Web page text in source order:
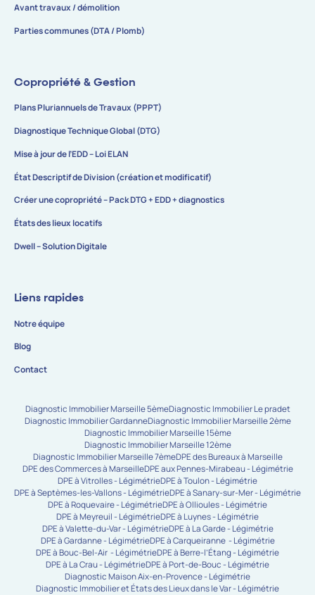
Avant travaux / démolition
Parties communes (DTA / Plomb)
Copropriété & Gestion
Plans Pluriannuels de Travaux (PPPT)
Diagnostique Technique Global (DTG)
Mise à jour de l’EDD – Loi ELAN
État Descriptif de Division (création et modificatif)
Créer une copropriété – Pack DTG + EDD + diagnostics
États des lieux locatifs
Dwell – Solution Digitale
Liens rapides
Notre équipe
Blog
Contact
Diagnostic Immobilier Marseille 5èmeDiagnostic Immobilier Le pradet
Diagnostic Immobilier GardanneDiagnostic Immobilier Marseille 2ème
Diagnostic Immobilier Marseille 15ème
Diagnostic Immobilier Marseille 12ème
Diagnostic Immobilier Marseille 7èmeDPE des Bureaux à Marseille
DPE des Commerces à MarseilleDPE aux Pennes-Mirabeau - Légimétrie
DPE à Vitrolles - LégimétrieDPE à Toulon - Légimétrie
DPE à Septèmes-les-Vallons - LégimétrieDPE à Sanary-sur-Mer - Légimétrie
DPE à Roquevaire - LégimétrieDPE à Ollioules - Légimétrie
DPE à Meyreuil - LégimétrieDPE à Luynes - Légimétrie
DPE à Valette-du-Var - LégimétrieDPE à La Garde - Légimétrie
DPE à Gardanne - LégimétrieDPE à Carqueiranne - Légimétrie
DPE à Bouc-Bel-Air - LégimétrieDPE à Berre-l’Étang - Légimétrie
DPE à La Crau - LégimétrieDPE à Port-de-Bouc - Légimétrie
Diagnostic Maison Aix-en-Provence - Légimétrie
Diagnostic Immobilier et États des Lieux dans le Var - Légimétrie